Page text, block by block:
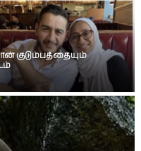
குடும்பத்தையும்